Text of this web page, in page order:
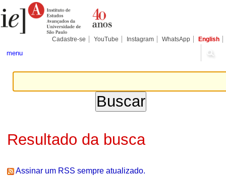
para
conteúdo.
Pessoais
Cadastre-se YouTube Instagram WhatsApp English
menu
Resultado da busca
Assinar um RSS sempre atualizado.